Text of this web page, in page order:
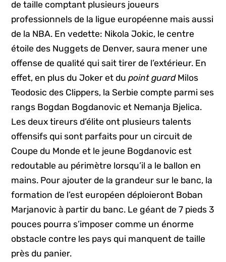
de taille comptant plusieurs joueurs
professionnels de la ligue européenne mais aussi
de la NBA. En vedette: Nikola Jokic, le centre
étoile des Nuggets de Denver, saura mener une
offense de qualité qui sait tirer de l’extérieur. En
effet, en plus du Joker et dupoint guardMilos
Teodosic des Clippers, la Serbie compte parmi ses
rangs Bogdan Bogdanovic et Nemanja Bjelica.
Les deux tireurs d’élite ont plusieurs talents
offensifs qui sont parfaits pour un circuit de
Coupe du Monde et le jeune Bogdanovic est
redoutable au périmètre lorsqu’il a le ballon en
mains. Pour ajouter de la grandeur sur le banc, la
formation de l’est européen déploieront Boban
Marjanovic à partir du banc. Le géant de 7 pieds 3
pouces pourra s’imposer comme un énorme
obstacle contre les pays qui manquent de taille
près du panier.